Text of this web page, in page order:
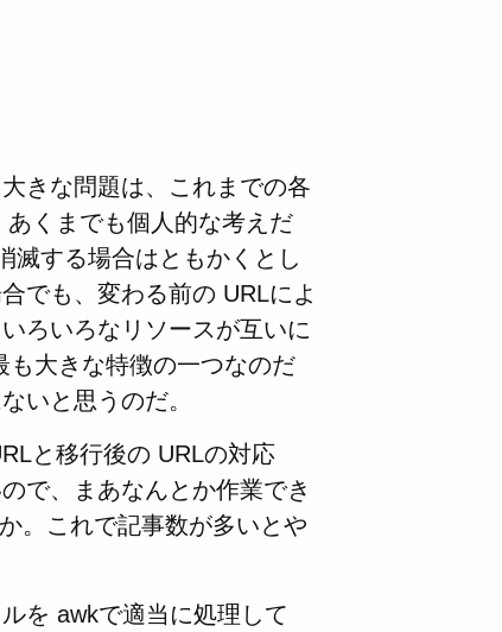
きな問題は、これまでの各
くまでも個人的な考えだ
滅する場合はともかくとし
でも、変わる前の URLによ
ろいろなリソースが互いに
も大きな特徴の一つなのだ
いと思うのだ。
と移行後の URLの対応
で、まあなんとか作業でき
。これで記事数が多いとや
を awkで適当に処理して